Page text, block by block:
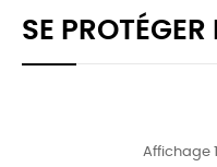
SE PROTÉGER
Affichage